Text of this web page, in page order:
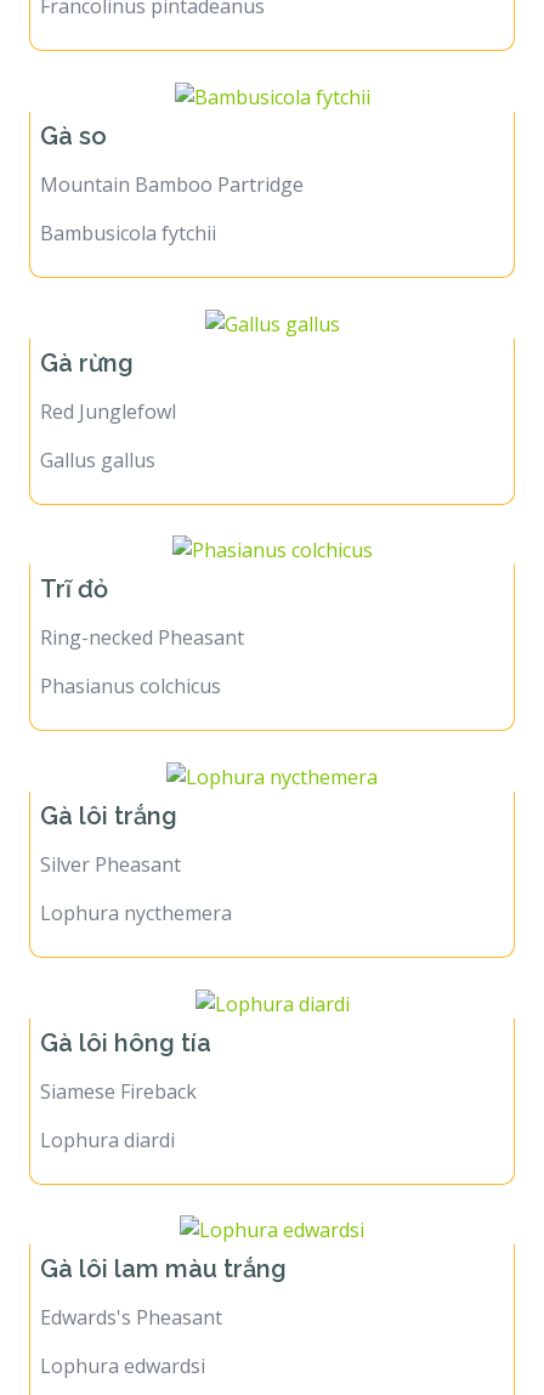
Francolinus pintadeanus
Gà so
Mountain Bamboo Partridge
Bambusicola fytchii
Gà rừng
Red Junglefowl
Gallus gallus
Trĩ đỏ
Ring-necked Pheasant
Gà lôi trắng
Lophura nycthemera
Gà lôi hông tía
Lophura diardi
Gà lôi lam màu trắng
Lophura edwardsi